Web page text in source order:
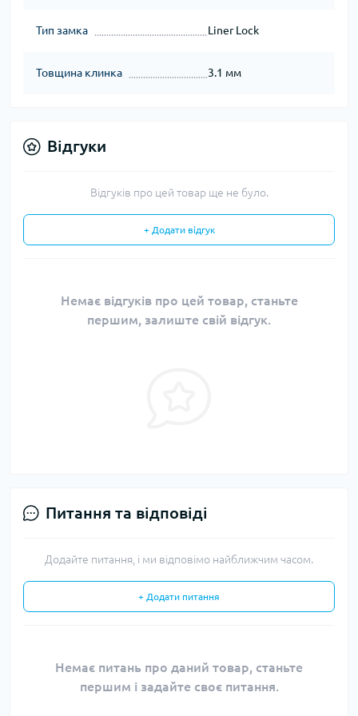
Тип замка Liner Lock
Товщина клинка 3.1 мм
Відгуки
Відгуків про цей товар ще не було.
+ Додати відгук
Немає відгуків про цей товар, станьте
першим, залиште свій відгук.
Питання та відповіді
Додайте питання, і ми відповімо найближчим часом.
+ Додати питання
Немає питань про даний товар, станьте
першим і задайте своє питання.